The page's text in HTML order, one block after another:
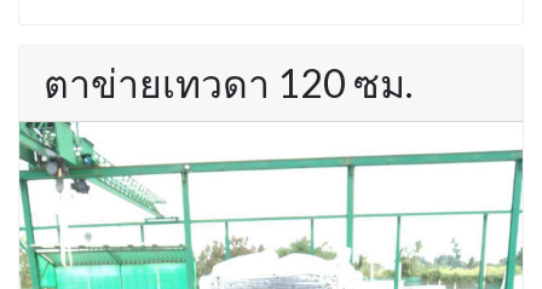
ตาข่ายเทวดา 120 ซม.